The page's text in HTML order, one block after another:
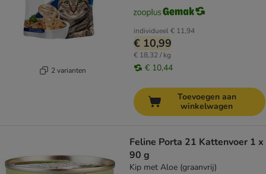
2 varianten
individueel€ 11,94
€ 10,99
€ 18,32 / kg
€ 10,44
Toevoegen aan
winkelwagen
Feline Porta 21 Kattenvoer 1 x
90 g
Kip met Aloe (graanvrij)